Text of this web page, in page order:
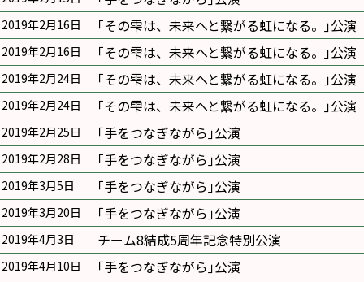
2019年2月16日 ｢その雫は、未来へと繋がる虹になる。｣公演
2019年2月16日 ｢その雫は、未来へと繋がる虹になる。｣公演
2019年2月24日 ｢その雫は、未来へと繋がる虹になる。｣公演
2019年2月24日 ｢その雫は、未来へと繋がる虹になる。｣公演
2019年2月25日 ｢手をつなぎながら｣公演
2019年2月28日 ｢手をつなぎながら｣公演
2019年3月5日 ｢手をつなぎながら｣公演
2019年3月20日 ｢手をつなぎながら｣公演
2019年4月3日 チーム8結成5周年記念特別公演
2019年4月10日 ｢手をつなぎながら｣公演